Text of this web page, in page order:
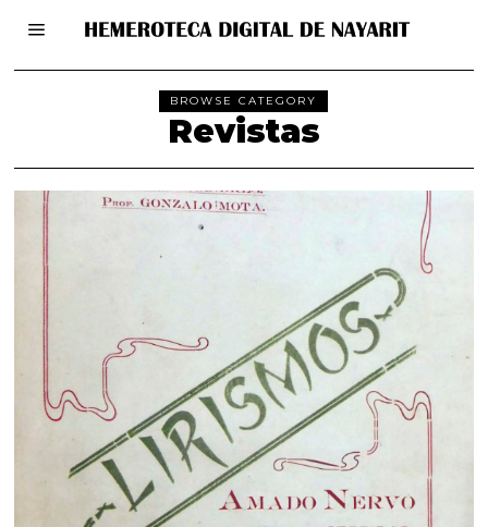
BROWSE CATEGORY
Revistas